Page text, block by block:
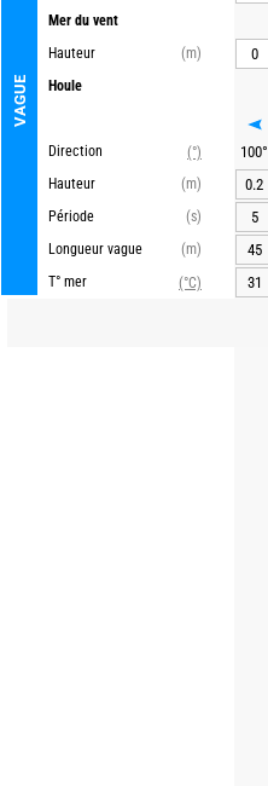
VAGUE
Mer du vent
Hauteur
(m)
Houle
Direction
(°)
Hauteur
(m)
Période
(s)
Longueur vague
(m)
T° mer
(°C)
0
100°
0.2
5
45
31